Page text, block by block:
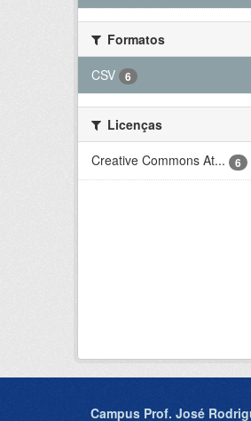
Formatos
CSV
6
Licenças
Creative Commons At...
6
Campus Prof. José